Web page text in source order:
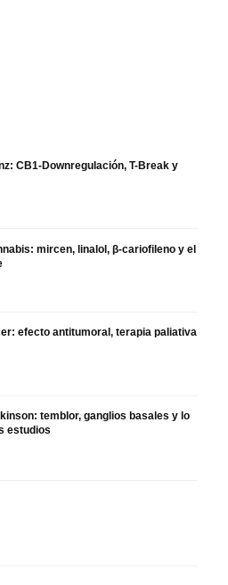
CB1-Downregulación, T-Break y
mircen, linalol, β-cariofileno y el
efecto antitumoral, terapia paliativa
temblor, ganglios basales y lo
estudios